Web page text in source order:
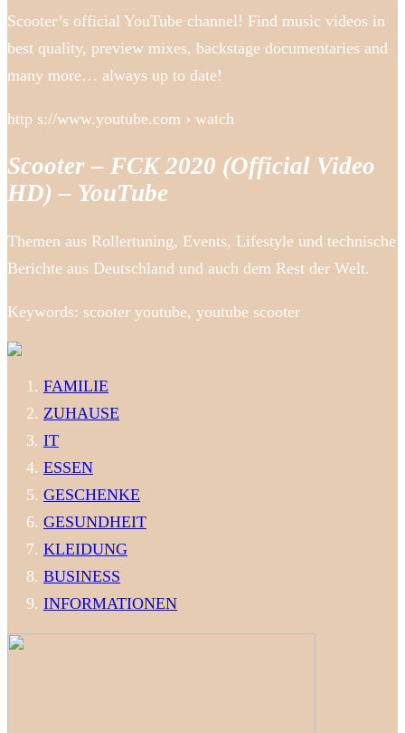
Scooter’s official YouTube channel! Find music videos in
best quality, preview mixes, backstage documentaries and
many more… always up to date!
http s://www.youtube.com › watch
Scooter – FCK 2020 (Official Video
HD) – YouTube
Themen aus Rollertuning, Events, Lifestyle und technische
Berichte aus Deutschland und auch dem Rest der Welt.
Keywords: scooter youtube, youtube scooter
FAMILIE
ZUHAUSE
IT
ESSEN
GESCHENKE
GESUNDHEIT
KLEIDUNG
BUSINESS
INFORMATIONEN